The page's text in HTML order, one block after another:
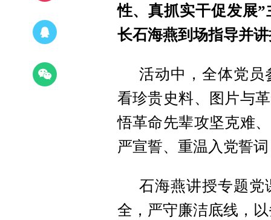
性、真抓实干促发展
长石海燕到场指导并
活动中，全体党员
看珍贵史料、图片与
悟革命先辈攻坚克难
严宣誓、重温入党誓
石海燕讲授专题党
全，严守廉洁底线，